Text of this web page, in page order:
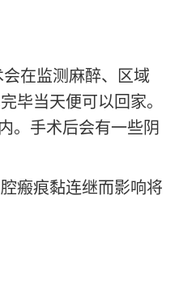
在监测麻醉、区域
毕当天便可以回家。
。手术后会有一些阴
瘢痕黏连继而影响将